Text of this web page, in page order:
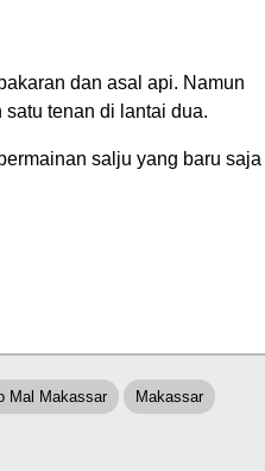
dan asal api. Namun
tenan di lantai dua.
salju yang baru saja
Mal Makassar Makassar